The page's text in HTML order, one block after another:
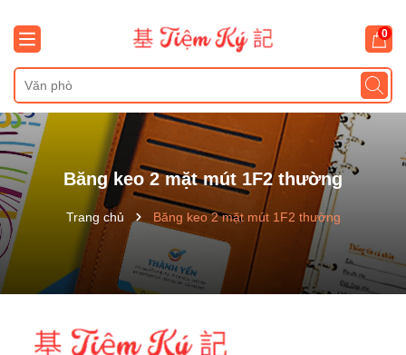
0
Băng keo 2 mặt mút 1F2 thường
Trang chủ Băng keo 2 mặt mút 1F2 thường